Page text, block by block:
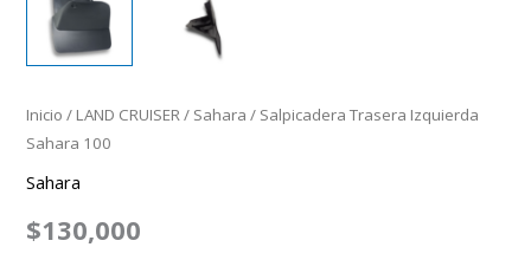
Inicio / LAND CRUISER/ Sahara / Salpicadera Trasera Izquierda
Sahara 100
Sahara
$130,000